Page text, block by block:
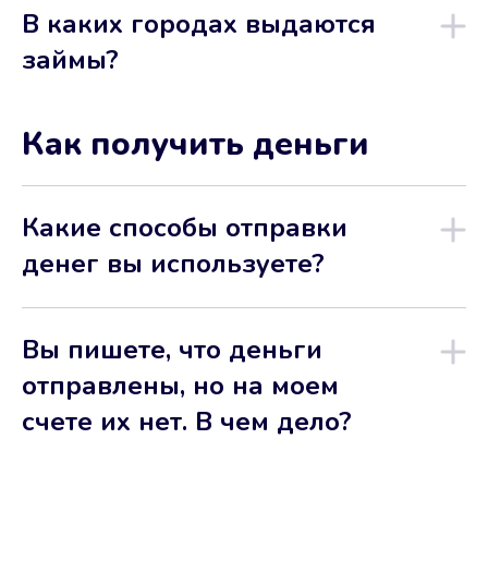
В каких городах выдаются
займы?
Как получить деньги
Какие способы отправки
денег вы используете?
Вы пишете, что деньги
отправлены, но на моем
счете их нет. В чем дело?